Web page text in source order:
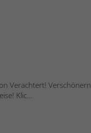
Verachtert! Verschönern
Klic...